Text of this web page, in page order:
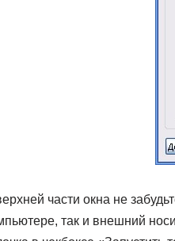
части окна не
так и внешний